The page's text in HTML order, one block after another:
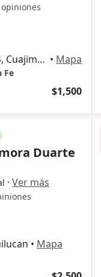
Av. Carlos Fernández Graef 154, Cuajimalpa de Morelos • Mapa
Fe
$1,500
Duarte
· Ver más
• Mapa